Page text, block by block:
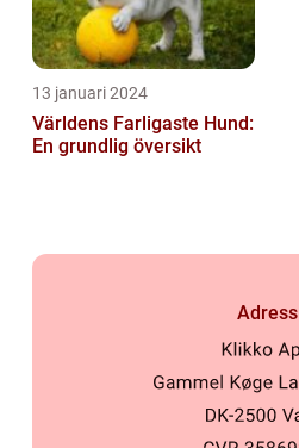
13 januari 2024
Världens Farligaste Hund:
En grundlig översikt
Adress